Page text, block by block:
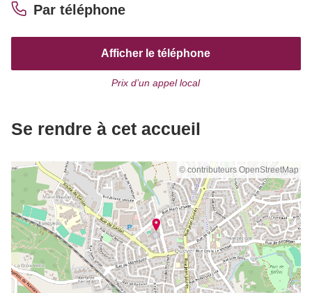
Par téléphone
Afficher le téléphone
Prix d’un appel local
Se rendre à cet accueil
© contributeurs OpenStreetMap